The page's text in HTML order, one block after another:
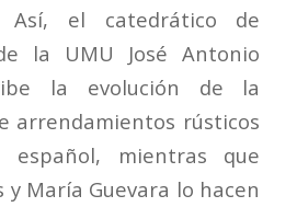
Así, el catedrático de
la UMU José Antonio
la evolución de la
arrendamientos rústicos
mientras que
y María Guevara lo hacen